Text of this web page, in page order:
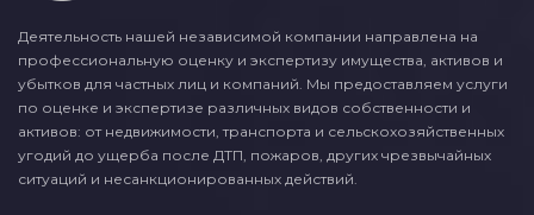
Деятельность нашей независимой компании направлена на
профессиональную оценку и экспертизу имущества, активов и
убытков для частных лиц и компаний. Мы предоставляем услуги
по оценке и экспертизе различных видов собственности и
активов: от недвижимости, транспорта и сельскохозяйственных
угодий до ущерба после ДТП, пожаров, других чрезвычайных
ситуаций и несанкционированных действий.